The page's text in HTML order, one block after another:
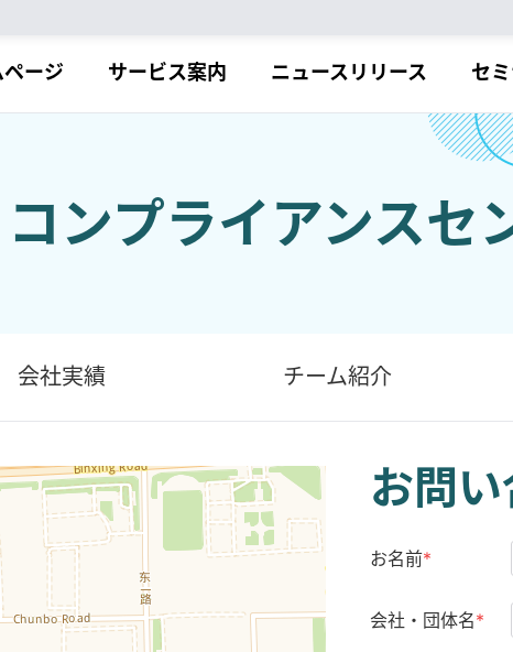
ージ サービス案内 ニュースリリース セ
ンプライアンスセ
会社実績 チーム紹介
お問
お名前*
会社・団体名*